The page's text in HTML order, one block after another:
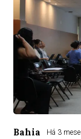
Bahia Há 3